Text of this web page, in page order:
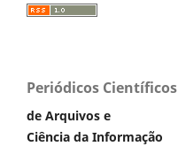
Periódicos Científicos
de Arquivos e
Ciência da Informação